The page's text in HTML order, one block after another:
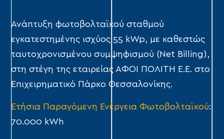
Ανάπτυξη φωτοβολταϊκού σταθμού
εγκατεστημένης ισχύος 55 kWp, με καθεστώς
ταυτοχρονισμένου συμψηφισμού (Net Billing),
στη στέγη της εταιρείας ΑΦΟΙ ΠΟΛΙΤΗ Ε.Ε. στο
Επιχειρηματικό Πάρκο Θεσσαλονίκης.
Ετήσια Παραγόμενη Ενέργεια Φωτοβολταϊκού:
70.000 kWh